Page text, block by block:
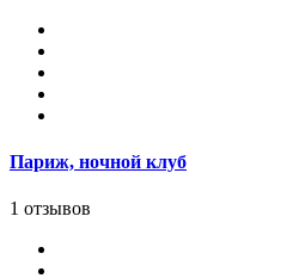
Париж, ночной клуб
1 отзывов